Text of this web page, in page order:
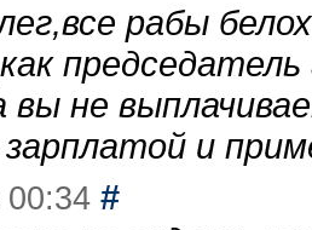
рабы
вы не
и
00:34 #